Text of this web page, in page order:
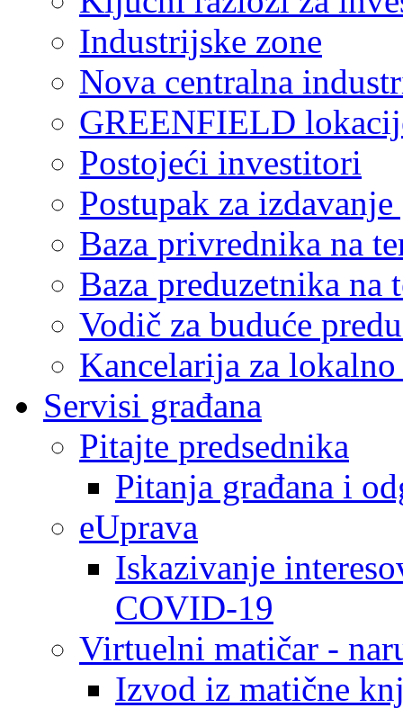
Industrijske zone
Nova centralna
GREENFIELD
Postojeći investitori
Postupak za
Baza privrednika na
Baza preduzetnika
Vodič za buduće
Kancelarija za
Servisi građana
Pitajte predsednika
Pitanja građana i
eUprava
Iskazivanje
COVID-19
Virtuelni matičar -
Izvod iz matične